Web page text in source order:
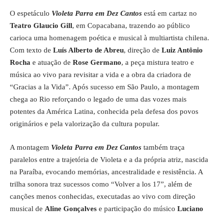
O espetáculo Violeta Parra em Dez Cantos está em cartaz no
Teatro Glaucio Gill, em Copacabana, trazendo ao público
carioca uma homenagem poética e musical à multiartista chilena.
Com texto de Luís Alberto de Abreu, direção de Luiz Antônio
Rocha e atuação de Rose Germano, a peça mistura teatro e
música ao vivo para revisitar a vida e a obra da criadora de
“Gracias a la Vida”. Após sucesso em São Paulo, a montagem
chega ao Rio reforçando o legado de uma das vozes mais
potentes da América Latina, conhecida pela defesa dos povos
originários e pela valorização da cultura popular.
A montagem Violeta Parra em Dez Cantos também traça
paralelos entre a trajetória de Violeta e a da própria atriz, nascida
na Paraíba, evocando memórias, ancestralidade e resistência. A
trilha sonora traz sucessos como “Volver a los 17”, além de
canções menos conhecidas, executadas ao vivo com direção
musical de Aline Gonçalves e participação do músico Luciano